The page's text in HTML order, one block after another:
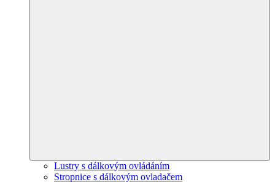
Lustry s dálkovým ovládáním
Stropnice s dálkovým ovladačem